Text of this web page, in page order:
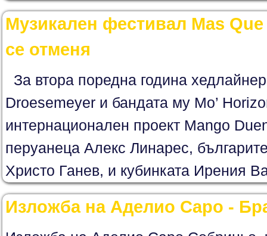
Музикален фестивал Mas
се отменя
За втора поредна година
Droesemeyer и бандата му Mo’
интернационален проект Mango
перуанеца Алекс Линарес,
Христо Ганев, и кубинката Ирения
Изложба на Аделио Саро -